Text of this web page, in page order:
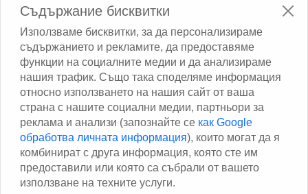
Изчисли доставката с Еконт
Изчисли доставката със Спиди
Facebook
Съдържание бисквитки
Използваме бисквитки, за да персонализираме
съдържанието и рекламите, да предоставяме
функции на социалните медии и да анализираме
нашия трафик. Също така споделяме информация
относно използването на нашия сайт от ваша
страна с нашите социални медии, партньори за
реклама и анализи (запознайте се как Google
обработва личната информация), които могат да я
комбинират с друга информация, която сте им
предоставили или която са събрали от вашето
използване на техните услуги.